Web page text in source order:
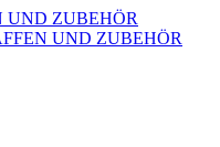
UND ZUBEHÖR
UND ZUBEHÖR